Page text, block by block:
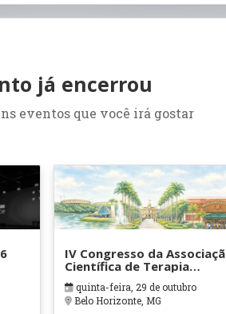
já encerrou
eventos que você irá gostar
IV Congresso da
Científica de Terapia
Ocupacional em Contextos
Hospitalares e Cuidados
Paliativos - ATOHOSP
quinta-feira, 29 de outubro
Belo Horizonte, MG